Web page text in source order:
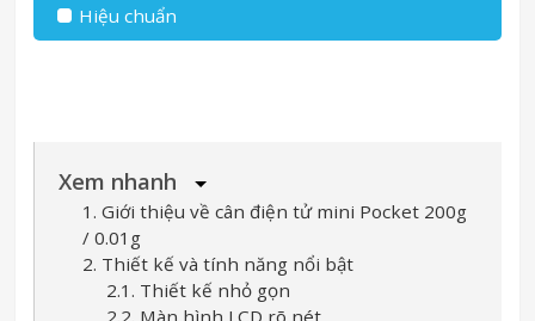
Hiệu chuẩn
Xem nhanh
1. Giới thiệu về cân điện tử mini Pocket 200g
/ 0.01g
2. Thiết kế và tính năng nổi bật
2.1. Thiết kế nhỏ gọn